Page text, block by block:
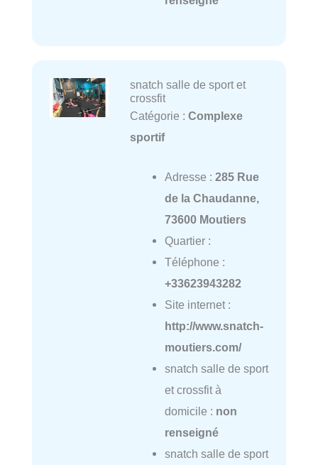
snatch salle de sport et
crossfit
Catégorie : Complexe
sportif
Adresse : 285 Rue
de la Chaudanne,
73600 Moutiers
Quartier :
Téléphone :
+33623943282
Site internet :
http://www.snatch-
moutiers.com/
snatch salle de sport
et crossfit à
domicile : non
renseigné
snatch salle de sport